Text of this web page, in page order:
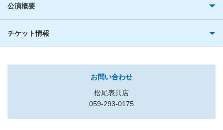
公演概要
チケット情報
お問い合わせ
松尾表具店
059-293-0175